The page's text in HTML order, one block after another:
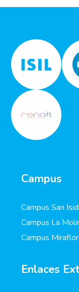
Campus
Campus San
Campus La
Campus
Enlaces